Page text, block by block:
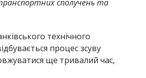
сполучень та
технічного
процес зсуву
ще тривалий час,